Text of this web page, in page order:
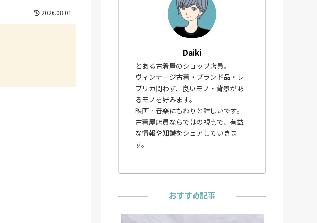
2026.08.01
Daiki
とある古着屋のショップ店員。
ヴィンテージ古着・ブランド品・レ
プリカ問わず、良いモノ・背景があ
るモノを好みます。
映画・音楽にもわりと詳しいです。
古着屋店員ならではの視点で、有益
な情報や知識をシェアしていきま
す。
おすすめ記事